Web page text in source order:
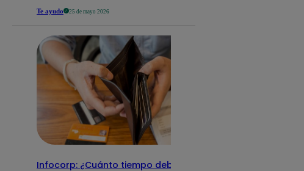
Te ayudo 25 de mayo 2026
Infocorp: ¿Cuánto tiempo debe pasar